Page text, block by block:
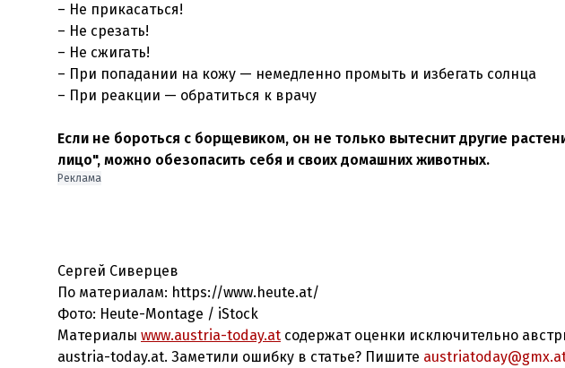
– Не прикасаться!
– Не срезать!
– Не сжигать!
– При попадании на кожу — немедленно промыть и избегать солнца
– При реакции — обратиться к врачу
Если не бороться с борщевиком, он не только вытеснит другие
лицо", можно обезопасить себя и своих домашних животных.
Реклама
Сергей Сиверцев
По материалам: https://www.heute.at/
Фото: Heute-Montage / iStock
Материалы www.austria-today.at содержат оценки исключительно
austria-today.at. Заметили ошибку в статье? Пишите